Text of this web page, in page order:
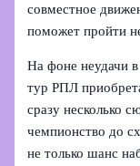
совместное
поможет пройти
На фоне неудачи
тур РПЛ
сразу несколько
чемпионство до
не только шанс